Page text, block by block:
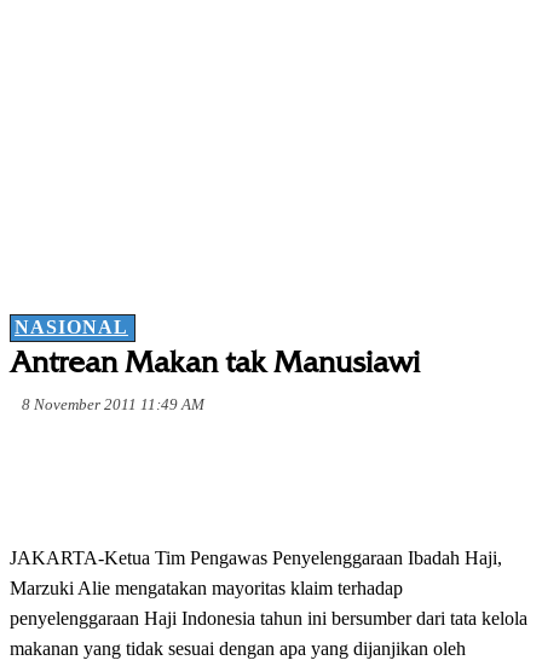
NASIONAL
Antrean Makan tak Manusiawi
8 November 2011 11:49 AM
JAKARTA-Ketua Tim Pengawas Penyelenggaraan Ibadah Haji,
Marzuki Alie mengatakan mayoritas klaim terhadap
penyelenggaraan Haji Indonesia tahun ini bersumber dari tata kelola
makanan yang tidak sesuai dengan apa yang dijanjikan oleh